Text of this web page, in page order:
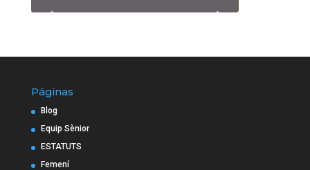
Páginas
Blog
Equip Sènior
ESTATUTS
Femení